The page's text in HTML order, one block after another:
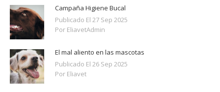
Campaña Higiene Bucal
Publicado El 27 Sep 2025
Por EliavetAdmin
El mal aliento en las mascotas
Publicado El 26 Sep 2025
Por Eliavet